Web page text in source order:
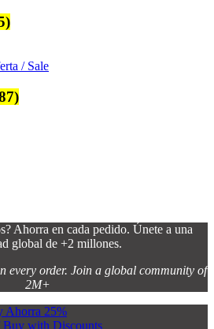
Ahorra en cada pedido. Únete a una
global de +2 millones.
every order. Join a global community of
2M+
Ahorra 25%
Buy with Discounts